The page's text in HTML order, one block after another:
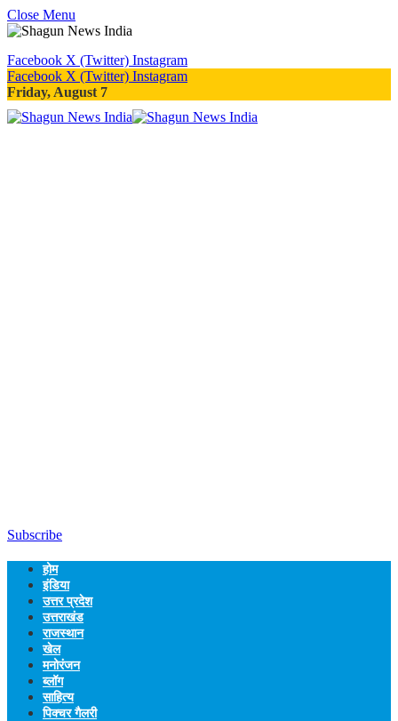
Close Menu
Facebook X (Twitter) Instagram
Facebook X (Twitter) Instagram
Friday, August 7
Subscribe
होम
इंडिया
उत्तर प्रदेश
उत्तराखंड
राजस्थान
खेल
मनोरंजन
ब्लॉग
साहित्य
पिक्चर गैलरी